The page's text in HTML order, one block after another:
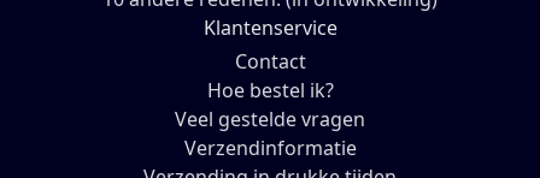
Klantenservice
Contact
Hoe bestel ik?
Veel gestelde vragen
Verzendinformatie